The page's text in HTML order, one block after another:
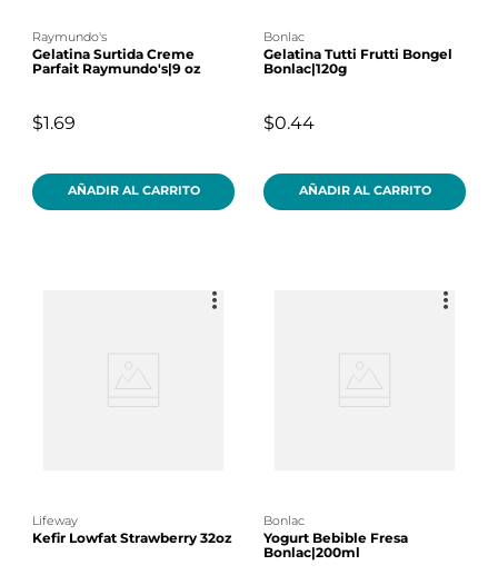
raymundo's
Gelatina Surtida Creme
Parfait Raymundo's|9 oz
$1.69
AÑADIR AL CARRITO
bonlac
Gelatina Tutti Frutti Bongel
Bonlac|120g
$0.44
AÑADIR AL CARRITO
lifeway
Kefir Lowfat Strawberry 32oz
bonlac
Yogurt Bebible Fresa
Bonlac|200ml